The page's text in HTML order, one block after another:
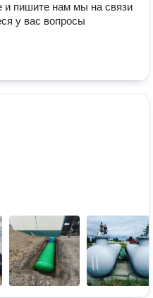
и пишите нам мы на связи
у вас вопросы